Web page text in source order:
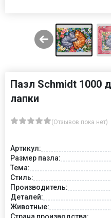
Пазл Schmidt 1000
лапки
(Отзывов пока нет)
Артикул:
Размер пазла:
Тема:
Стиль:
Производитель:
Деталей:
Животные: